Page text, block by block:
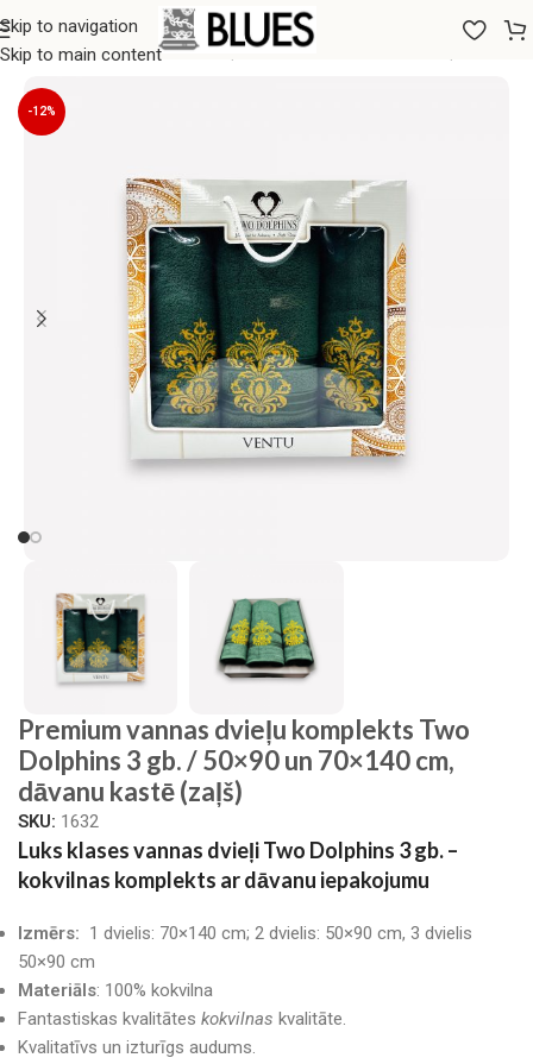
Skip to navigation
Skip to main content
Sākums/Dvieļi/Vannas dvieļi/Vidēja lieluma vannas dvieļi
-12%
Premium vannas dvieļu komplekts Two
Dolphins 3 gb. / 50×90 un 70×140 cm,
dāvanu kastē (zaļš)
SKU: 1632
Luks klases vannas dvieļi Two Dolphins 3 gb. –
kokvilnas komplekts ar dāvanu iepakojumu
Izmērs: 1 dvielis: 70×140 cm; 2 dvielis: 50×90 cm, 3 dvielis
50×90 cm
Materiāls: 100% kokvilna
Fantastiskas kvalitātes kokvilnas kvalitāte.
Kvalitatīvs un izturīgs audums.